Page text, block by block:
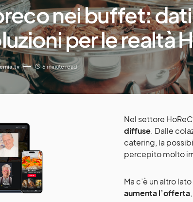
nei buffet:
per le realtà
6 minute read
Nel settore
diffuse. Dalle
catering, la
percepito molto
Ma c’è un altro
aumenta l’offerta